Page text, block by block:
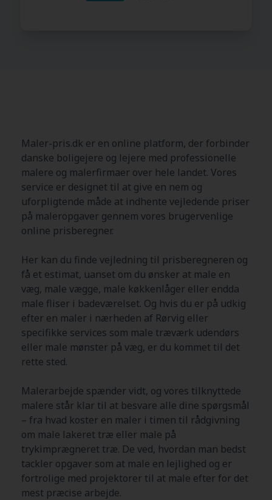
Maler-pris.dk er en online platform, der forbinder
danske boligejere og lejere med professionelle
malere og malerfirmaer over hele landet. Vores
service er designet til at give en nem og
uforpligtende måde at indhente vejledende priser
på maleropgaver gennem vores brugervenlige
online prisberegner.
Her kan du finde vejledning til prisberegneren og
få et estimat, uanset om du ønsker at male en
væg, male vægge, male køkkenlåger eller endda
male fliser i badeværelset. Og hvis du er på udkig
efter en maler i nærheden af Rørvig eller
specifikke services som male træværk udendørs
eller male mønster på væg, er du kommet til det
rette sted.
Malerarbejde spænder vidt, og vores tilknyttede
malere står klar til at besvare alle dine spørgsmål
– fra hvad koster en maler i timen til rådgivning
om male lakeret træ eller male på
trykimprægneret træ. De ved, hvordan man bedst
tackler opgaver som at male en lejlighed og er
fortrolige med projektorer til at male efter for det
mest præcise arbejde.